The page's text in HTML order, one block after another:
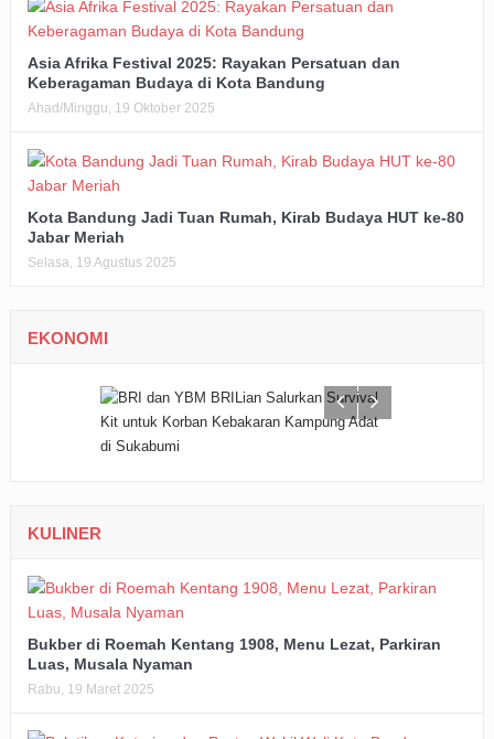
Asia Afrika Festival 2025: Rayakan Persatuan dan
Keberagaman Budaya di Kota Bandung
Ahad/Minggu, 19 Oktober 2025
Kota Bandung Jadi Tuan Rumah, Kirab Budaya HUT ke-80
Jabar Meriah
Selasa, 19 Agustus 2025
EKONOMI
KULINER
Bukber di Roemah Kentang 1908, Menu Lezat, Parkiran
Luas, Musala Nyaman
Rabu, 19 Maret 2025